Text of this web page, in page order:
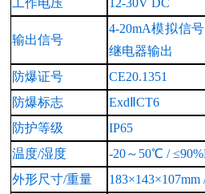
输出信号
4-20mA模拟信号
继电器输出
防爆证号
CE20.1351
防爆标志
ExdⅡCT6
防护等级
IP65
温度/湿度
-20～50℃ /
外形尺寸/重量
183×143×107mm